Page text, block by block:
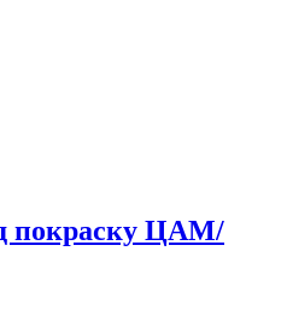
покраску ЦАМ/